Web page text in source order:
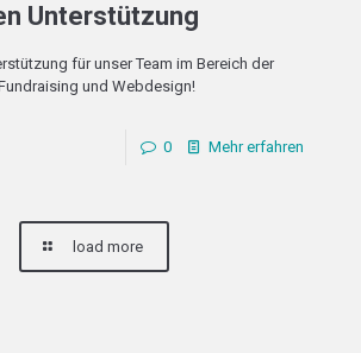
Unterstützung
für unser Team im Bereich der
und Webdesign!
0 Mehr erfahren
load more